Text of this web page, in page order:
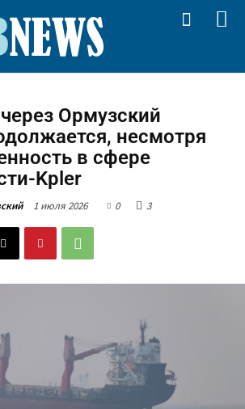
Ормузский
несмотря
в сфере
Kpler
1 июля 2026 0 3